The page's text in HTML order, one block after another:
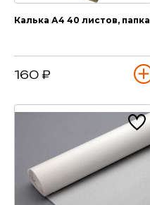
Калька А4 40 листов, папка
160 ₽